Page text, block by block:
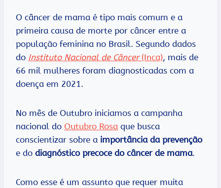
O câncer de mama é tipo mais comum e a
primeira causa de morte por câncer entre a
população feminina no Brasil. Segundo dados
do Instituto Nacional de Câncer(Inca), mais de
66 mil mulheres foram diagnosticadas com a
doença em 2021.
No mês de Outubro iniciamos a campanha
nacional do Outubro Rosa que busca
conscientizar sobre a importância da prevenção
e do diagnóstico precoce do câncer de mama.
Como esse é um assunto que requer muita